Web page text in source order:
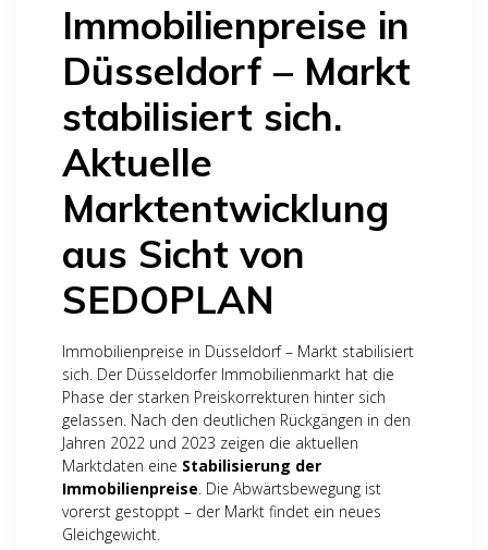
Immobilienpreise in
Düsseldorf – Markt
stabilisiert sich.
Aktuelle
Marktentwicklung
aus Sicht von
SEDOPLAN
Immobilienpreise in Düsseldorf – Markt stabilisiert
sich. Der Düsseldorfer Immobilienmarkt hat die
Phase der starken Preiskorrekturen hinter sich
gelassen. Nach den deutlichen Rückgängen in den
Jahren 2022 und 2023 zeigen die aktuellen
Marktdaten eine Stabilisierung der
Immobilienpreise. Die Abwärtsbewegung ist
vorerst gestoppt – der Markt findet ein neues
Gleichgewicht.